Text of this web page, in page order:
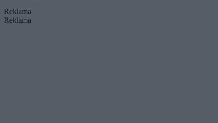
Reklama
Reklama